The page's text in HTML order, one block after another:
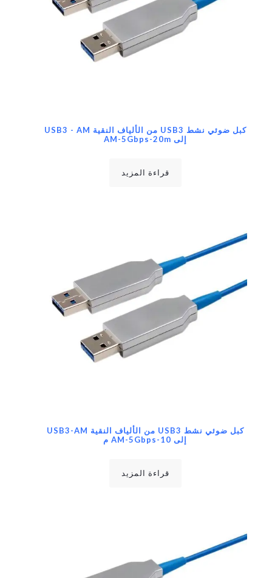
كبل ضوئي نشط USB3 من الألياف النقية USB3 - AM
إلى AM-5Gbps-20m
قراءة المزيد
كبل ضوئي نشط USB3 من الألياف النقية USB3-AM
إلى AM-5Gbps-10 م
قراءة المزيد